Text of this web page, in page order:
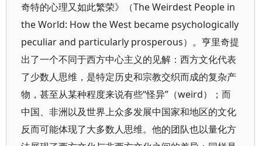
奇特的心理又如此繁荣》（The Weirdest People in
the World: How the West became psychologically
peculiar and particularly prosperous）。亨里奇提
出了一个不同于西方中心主义的见解：西方文化代表
了少数人思维，是特定历史和宗教交织而成的复杂产
物，甚至从某种程度来说有些“怪异”（weird）；而
中国、非洲以及世界上众多发展中国家和地区的文化
反而可能体现了大多数人思维。他的团队也以量化方